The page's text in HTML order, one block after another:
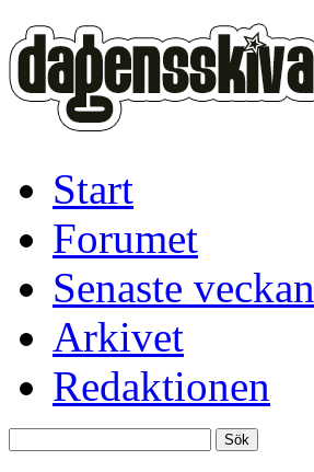
Start
Forumet
Senaste veckan
Arkivet
Redaktionen